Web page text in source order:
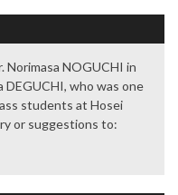
Norimasa NOGUCHI in
DEGUCHI, who was one
students at Hosei
or suggestions to: